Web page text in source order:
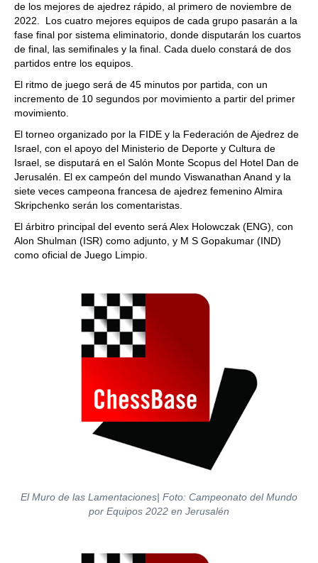
de los mejores de ajedrez rápido, al primero de noviembre de
2022. Los cuatro mejores equipos de cada grupo pasarán a la
fase final por sistema eliminatorio, donde disputarán los cuartos
de final, las semifinales y la final. Cada duelo constará de dos
partidos entre los equipos.
El ritmo de juego será de 45 minutos por partida, con un
incremento de 10 segundos por movimiento a partir del primer
movimiento.
El torneo organizado por la FIDE y la Federación de Ajedrez de
Israel, con el apoyo del Ministerio de Deporte y Cultura de
Israel, se disputará en el Salón Monte Scopus del Hotel Dan de
Jerusalén. El ex campeón del mundo Viswanathan Anand y la
siete veces campeona francesa de ajedrez femenino Almira
Skripchenko serán los comentaristas.
El árbitro principal del evento será Alex Holowczak (ENG), con
Alon Shulman (ISR) como adjunto, y M S Gopakumar (IND)
como oficial de Juego Limpio.
El Muro de las Lamentaciones| Foto: Campeonato del Mundo
por Equipos 2022 en Jerusalén